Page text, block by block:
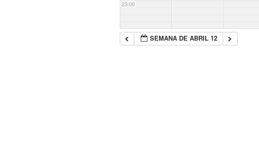
23:00
SEMANA DE ABRIL 12